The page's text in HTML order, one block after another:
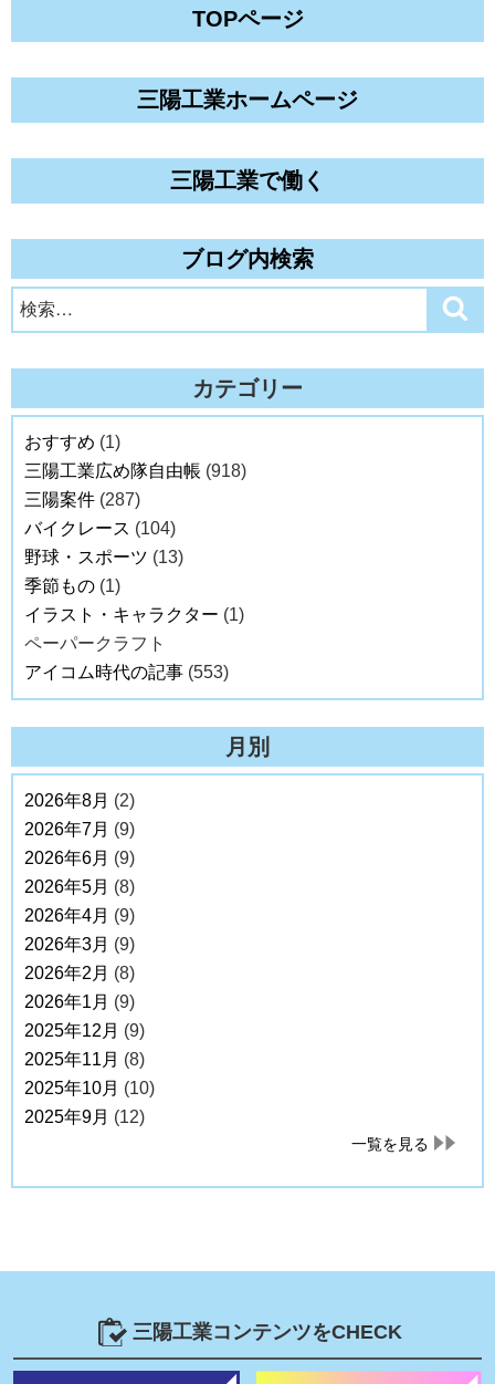
TOPページ
三陽工業ホームページ
三陽工業で働く
ブログ内検索
検
索:
カテゴリー
おすすめ (1)
三陽工業広め隊自由帳 (918)
三陽案件 (287)
バイクレース (104)
野球・スポーツ (13)
季節もの (1)
イラスト・キャラクター (1)
ペーパークラフト
アイコム時代の記事 (553)
月別
2026年8月 (2)
2026年7月 (9)
2026年6月 (9)
2026年5月 (8)
2026年4月 (9)
2026年3月 (9)
2026年2月 (8)
2026年1月 (9)
2025年12月 (9)
2025年11月 (8)
2025年10月 (10)
2025年9月 (12)
一覧を見る
三陽工業コンテンツをCHECK